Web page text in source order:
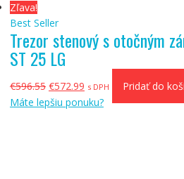
Zľava!
Best Seller
Trezor stenový s otočným
ST 25 LG
€596.55 Pôvodná
cena
€572.99Aktuálna
cena
s DPH
Pridať do
Máte lepšiu ponuku?